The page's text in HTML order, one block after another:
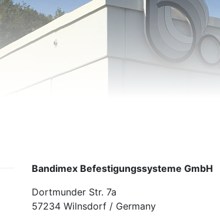
Bandimex Befestigungssysteme GmbH
Dortmunder Str. 7a
57234 Wilnsdorf / Germany